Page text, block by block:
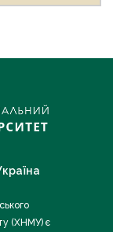
(ХНМУ) є